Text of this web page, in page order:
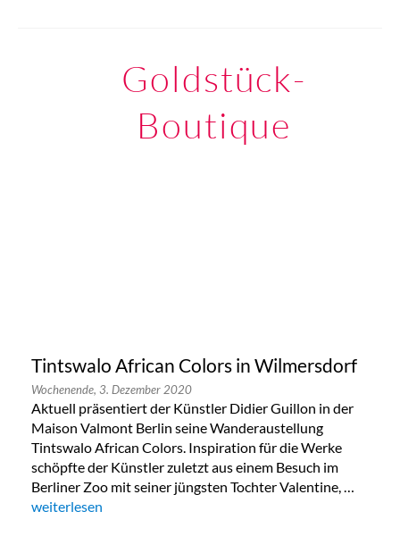
Goldstück-
Boutique
Tintswalo African Colors in Wilmersdorf
Wochenende, 3. Dezember 2020
Aktuell präsentiert der Künstler Didier Guillon in der
Maison Valmont Berlin seine Wanderaustellung
Tintswalo African Colors. Inspiration für die Werke
schöpfte der Künstler zuletzt aus einem Besuch im
Berliner Zoo mit seiner jüngsten Tochter Valentine, …
„Tintswalo African Colors in Wilmersdorf“
weiterlesen